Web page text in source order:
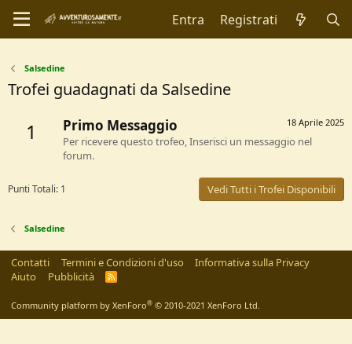
Entra Registrati
Salsedine
Trofei guadagnati da Salsedine
1 18 Aprile 2025
Primo Messaggio
Per ricevere questo trofeo, Inserisci un messaggio nel
forum.
Punti Totali: 1 Vedi Tutti i Trofei Disponibili
Salsedine
Contatti Termini e Condizioni d'uso
Informativa sulla Privacy
Aiuto
Pubblicità
R
Community platform by XenForo® © 2010-2021 XenForo Ltd.